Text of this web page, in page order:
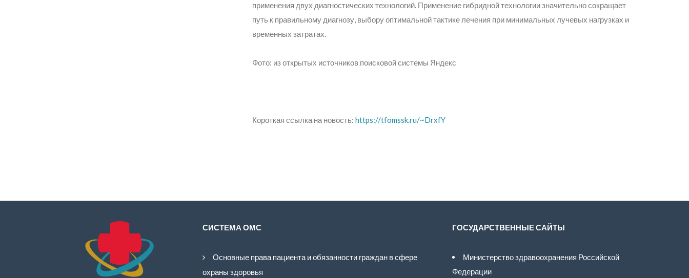
применения двух диагностических технологий. Применение гибридной технологии значительно сокращает
путь к правильному диагнозу, выбору оптимальной тактике лечения при минимальных лучевых нагрузках и
временных затратах.
Фото: из открытых источников поисковой системы Яндекс
Короткая ссылка на новость: https://tfomssk.ru/~DrxfY
СИСТЕМА ОМС
Основные права пациента и обязанности граждан в сфере
охраны здоровья
ГОСУДАРСТВЕННЫЕ САЙТЫ
Министерство здравоохранения Российской
Федерации